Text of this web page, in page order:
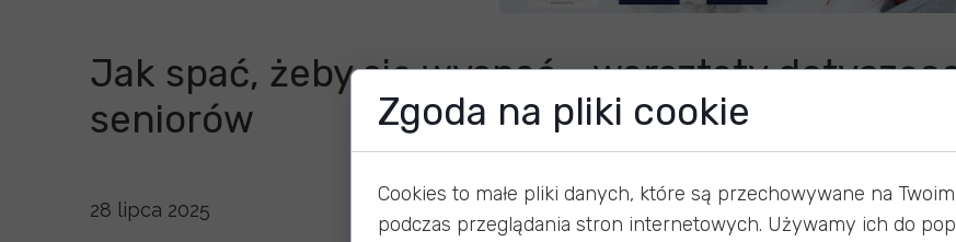
Jak spać, żeby się wyspać - warsztaty
seniorów
28 lipca 2025
Zgoda na pliki cookie
Cookies to małe pliki danych, które są przechowywane na
podczas przeglądania stron internetowych. Używamy ich do